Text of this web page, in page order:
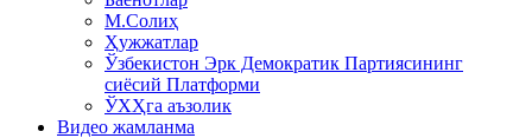
М.Солиҳ
Ҳужжатлар
Ўзбекистон Эрк Демократик Партиясининг
сиёсий Платформи
ЎХҲга аъзолик
Видео жамланма